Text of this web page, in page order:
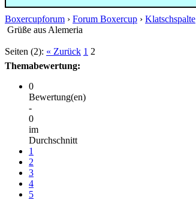
Boxercupforum › Forum Boxercup › Klatschspalte
Grüße aus Alemeria
Seiten (2): « Zurück 1 2
Themabewertung:
0
Bewertung(en)
-
0
im
Durchschnitt
1
2
3
4
5